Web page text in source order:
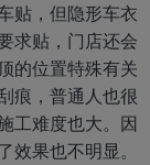
贴，但隐形车衣
求贴，门店还会
的位置特殊有关
痕，普通人也很
工难度也大。因
果也不明显。